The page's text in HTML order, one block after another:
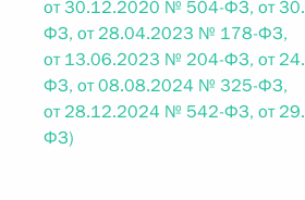
от 30.12.2020 № 504-ФЗ, от
ФЗ, от 28.04.2023 № 178-ФЗ,
от 13.06.2023 № 204-ФЗ, от
ФЗ, от 08.08.2024 № 325-ФЗ,
от 28.12.2024 № 542-ФЗ, от
ФЗ)